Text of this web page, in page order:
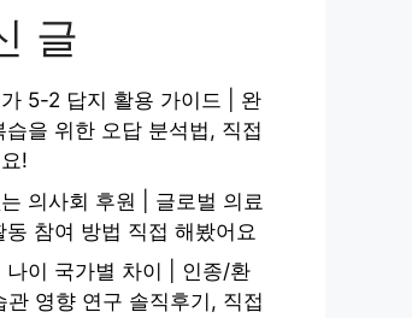
글
5-2 답지 활용 가이드 | 완
습을 위한 오답 분석법, 직접
!
의사회 후원 | 글로벌 의료
동 참여 방법 직접 해봤어요
나이 국가별 차이 | 인종/환
관 영향 연구 솔직후기, 직접